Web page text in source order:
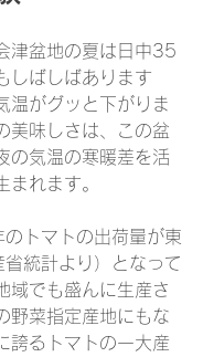
津盆地の夏は日中35
しばしばあります
温がグッと下がりま
美味しさは、この盆
の気温の寒暖差を活
まれます。
トマトの出荷量が東
統計より）となって
域でも盛んに生産さ
野菜指定産地にもな
誇るトマトの一大産